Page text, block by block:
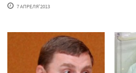
7 АПРЕЛЯ'2013